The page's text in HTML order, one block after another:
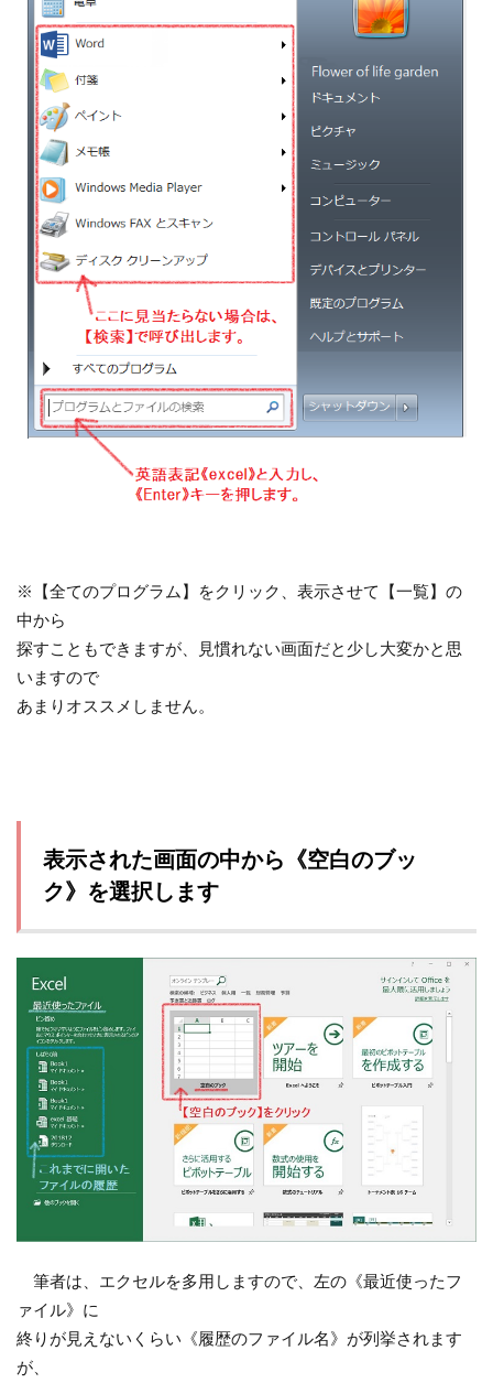
※【全てのプログラム】をクリック、表示させて【一覧】の
中から
探すこともできますが、見慣れない画面だと少し大変かと思
いますので
あまりオススメしません。
表示された画面の中から《空白のブッ
ク》を選択します
筆者は、エクセルを多用しますので、左の《最近使ったフ
ァイル》に
終りが見えないくらい《履歴のファイル名》が列挙されます
が、